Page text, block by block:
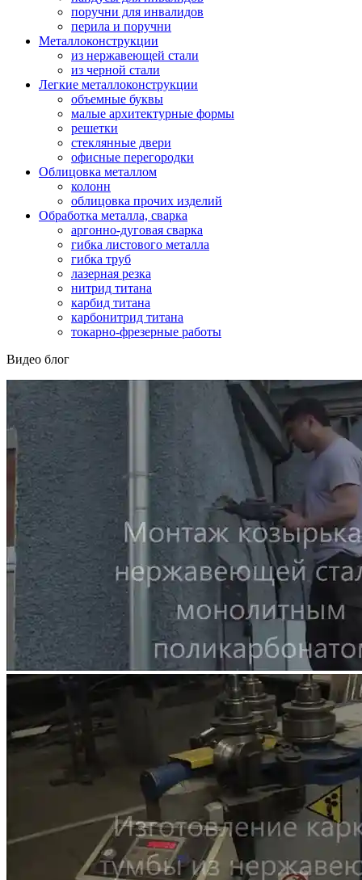
поручни для инвалидов
перила и поручни
Металлоконструкции
из нержавеющей стали
из черной стали
Легкие металлоконструкции
объемные буквы
малые архитектурные формы
решетки
стеклянные двери
офисные перегородки
Облицовка металлом
колонн
облицовка прочих изделий
Обработка металла, сварка
аргонно-дуговая сварка
гибка листового металла
гибка труб
лазерная резка
нитрид титана
карбид титана
карбонитрид титана
токарно-фрезерные работы
Видео блог